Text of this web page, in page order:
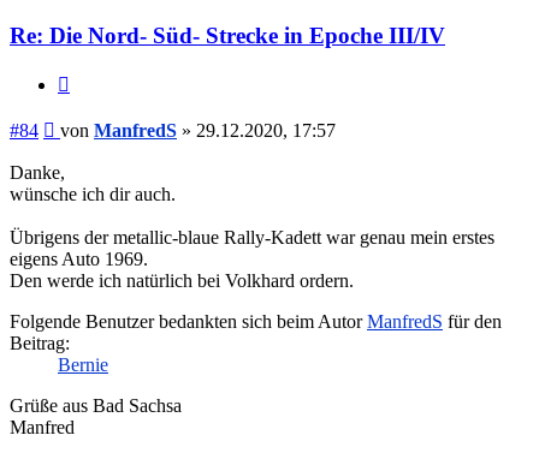
Re: Die Nord- Süd- Strecke in Epoche III/IV
#84 Beitrag
von ManfredS » 29.12.2020, 17:57
Danke,
wünsche ich dir auch.
Übrigens der metallic-blaue Rally-Kadett war genau mein erstes
eigens Auto 1969.
Den werde ich natürlich bei Volkhard ordern.
Folgende Benutzer bedankten sich beim AutorManfredS für den
Beitrag:
Bernie
Grüße aus Bad Sachsa
Manfred